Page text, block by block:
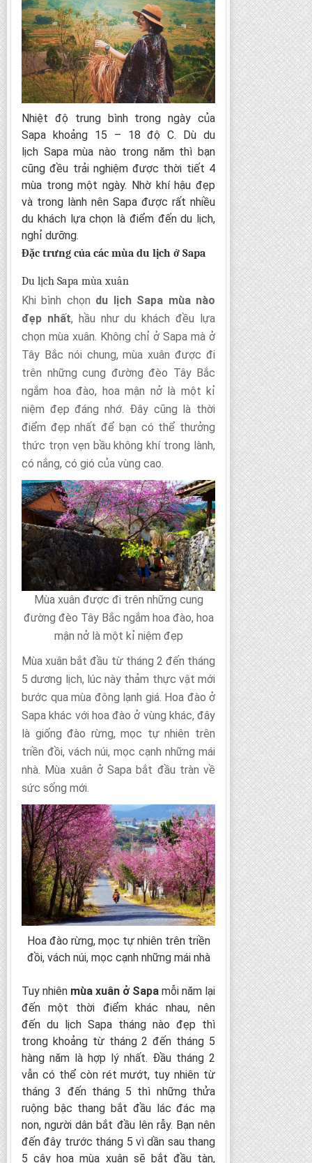
Nhiệt độ trung bình trong ngày của
Sapa khoảng 15 – 18 độ C. Dù du
lịch Sapa mùa nào trong năm thì bạn
cũng đều trải nghiệm được thời tiết 4
mùa trong một ngày. Nhờ khí hậu đẹp
và trong lành nên Sapa được rất nhiều
du khách lựa chọn là điểm đến du lịch,
nghỉ dưỡng.
Đặc trưng của các mùa du lịch ở Sapa
Du lịch Sapa mùa xuân
Khi bình chọn du lịch Sapa mùa nào
đẹp nhất, hầu như du khách đều lựa
chọn mùa xuân. Không chỉ ở Sapa mà ở
Tây Bắc nói chung, mùa xuân được đi
trên những cung đường đèo Tây Bắc
ngắm hoa đào, hoa mận nở là một kỉ
niệm đẹp đáng nhớ. Đây cũng là thời
điểm đẹp nhất để bạn có thể thưởng
thức trọn vẹn bầu không khí trong lành,
có nắng, có gió của vùng cao.
Mùa xuân được đi trên những cung
đường đèo Tây Bắc ngắm hoa đào, hoa
mận nở là một kỉ niệm đẹp
Mùa xuân bắt đầu từ tháng 2 đến tháng
5 dương lịch, lúc này thảm thực vật mới
bước qua mùa đông lạnh giá. Hoa đào ở
Sapa khác với hoa đào ở vùng khác, đây
là giống đào rừng, mọc tự nhiên trên
triền đồi, vách núi, mọc cạnh những mái
nhà. Mùa xuân ở Sapa bắt đầu tràn về
sức sống mới.
Hoa đào rừng, mọc tự nhiên trên triền
đồi, vách núi, mọc cạnh những mái nhà
Tuy nhiên mùa xuân ở Sapa mỗi năm lại
đến một thời điểm khác nhau, nên
đến du lịch Sapa tháng nào đẹp thì
trong khoảng từ tháng 2 đến tháng 5
hàng năm là hợp lý nhất. Đầu tháng 2
vẫn có thể còn rét mướt, tuy nhiên từ
tháng 3 đến tháng 5 thì những thửa
ruộng bậc thang bắt đầu lác đác mạ
non, người dân bắt đầu lên rẫy. Bạn nên
đến đây trước tháng 5 vì dần sau thang
5 cây hoa mùa xuân sẽ bắt đầu tàn,